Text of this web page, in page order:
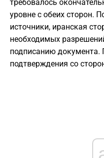
требовалось
уровне с обеих сторон.
источники, иранская
необходимых
подписанию документа.
подтверждения со